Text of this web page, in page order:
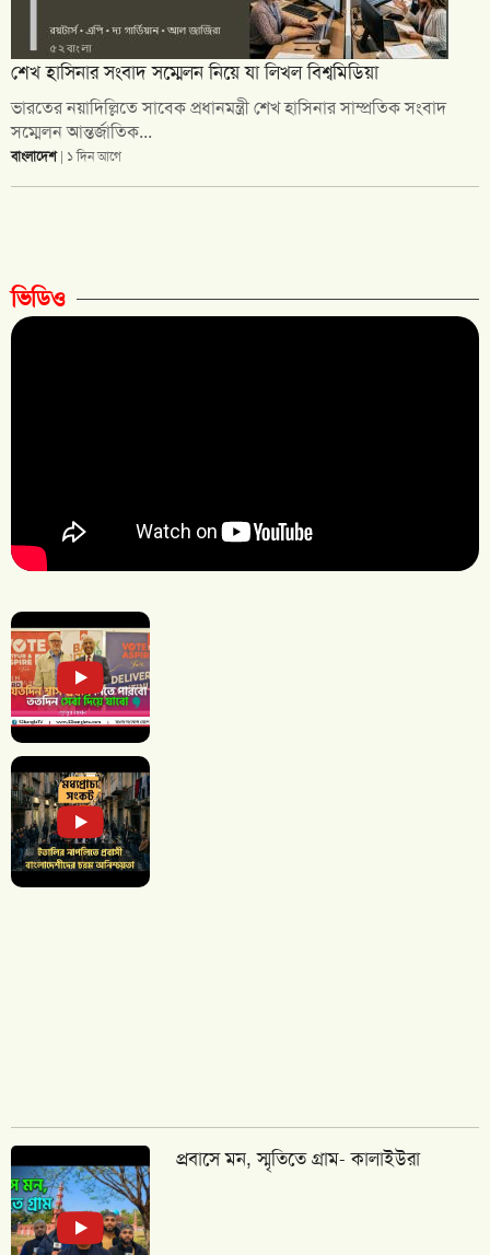
শেখ হাসিনার সংবাদ সম্মেলন নিয়ে যা লিখল বিশ্বমিডিয়া
ভারতের নয়াদিল্লিতে সাবেক প্রধানমন্ত্রী শেখ হাসিনার সাম্প্রতিক সংবাদ
সম্মেলন আন্তর্জাতিক...
বাংলাদেশ| ১ দিন আগে
ভিডিও
প্রবাসে মন, স্মৃতিতে গ্রাম- কালাইউরা